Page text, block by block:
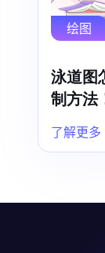
绘图
泳道图
制方法
了解更多